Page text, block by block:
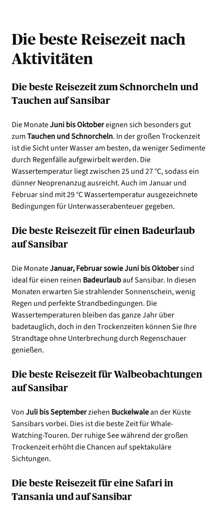
Die beste Reisezeit nach
Aktivitäten
Die beste Reisezeit zum Schnorcheln und
Tauchen auf Sansibar
Die MonateJuni bis Oktobereignen sich besonders gut
zumTauchen und Schnorcheln. In der großen Trockenzeit
ist die Sicht unter Wasser am besten, da weniger Sedimente
durch Regenfälle aufgewirbelt werden. Die
Wassertemperatur liegt zwischen 25 und 27 °C, sodass ein
dünner Neoprenanzug ausreicht. Auch im Januar und
Februar sind mit 29 °C Wassertemperatur ausgezeichnete
Bedingungen für Unterwasserabenteuer gegeben.
Die beste Reisezeit für einen Badeurlaub
auf Sansibar
Die MonateJanuar, Februar sowie Juni bis Oktobersind
ideal für einen reinen Badeurlaubauf Sansibar. In diesen
Monaten erwarten Sie strahlender Sonnenschein, wenig
Regen und perfekte Strandbedingungen. Die
Wassertemperaturen bleiben das ganze Jahr über
badetauglich, doch in den Trockenzeiten können Sie Ihre
Strandtage ohne Unterbrechung durch Regenschauer
genießen.
Die beste Reisezeit für Walbeobachtungen
auf Sansibar
VonJuli bis Septemberziehen Buckelwalean der Küste
Sansibars vorbei. Dies ist die beste Zeit für Whale-
Watching-Touren. Der ruhige See während der großen
Trockenzeit erhöht die Chancen auf spektakuläre
Sichtungen.
Die beste Reisezeit für eine Safari in
Tansania und auf Sansibar